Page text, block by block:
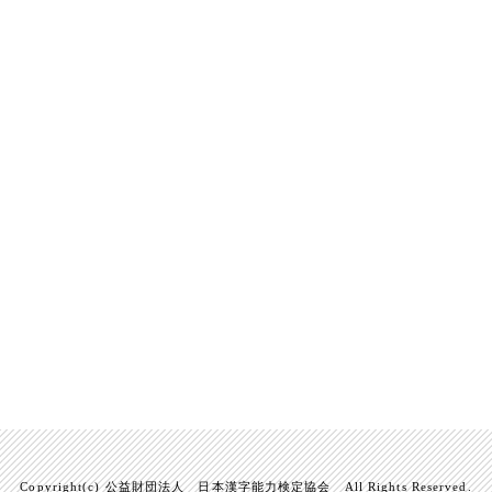
Copyright(c) 公益財団法人 日本漢字能力検定協会 All Rights Reserved.